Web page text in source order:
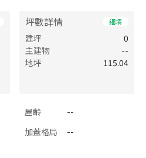
坪數詳情 細項
建坪
0
主建物
--
地坪
115.04
屋齡
--
加蓋格局
--